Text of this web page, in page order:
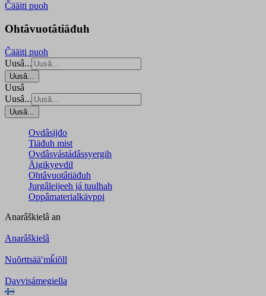
Čääiti puoh
Ohtâvuotâtiäđuh
Čääiti puoh
Uusâ...
Uusâ...
Uusâ
Uusâ...
Uusâ...
Ovdâsijđo
Tiäđuh mist
Ovdâsvástádâssyergih
Äigikyevdil
Ohtâvuotâtiäđuh
Jurgâleijeeh já tuulhah
Oppâmaterialkävppi
Anarâškielâ an
Anarâškielâ
Nuõrttsääʹmǩiõll
Davvisámegiella